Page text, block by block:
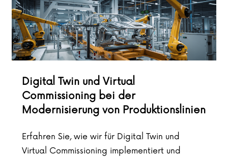
Digital Twin und Virtual
Commissioning bei der
Modernisierung von Produktionslinien
Erfahren Sie, wie wir für Digital Twin und
Virtual Commissioning implementiert und